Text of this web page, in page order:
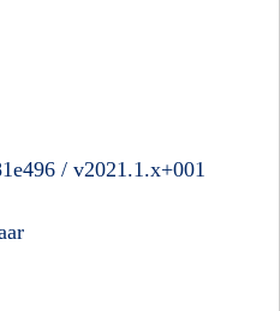
/ v2021.1.x+001